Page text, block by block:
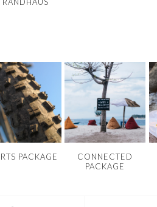
PACKAGE
CONNECTED
PACKAGE